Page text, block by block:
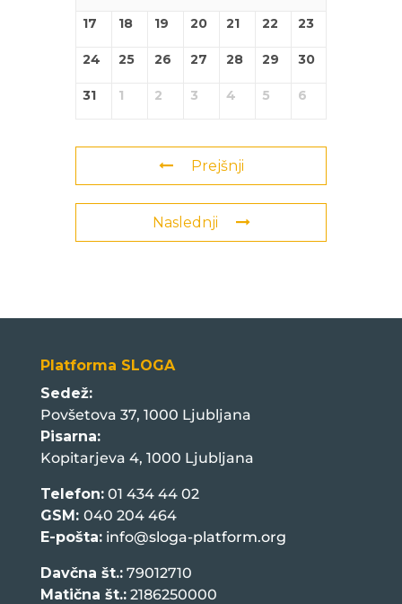
17 18 19 20 21 22 23
24 25 26 27 28 29 30
31 1 2 3 4 5 6
Prejšnji
Naslednji
Platforma SLOGA
Sedež:
Povšetova 37, 1000 Ljubljana
Pisarna:
Kopitarjeva 4, 1000 Ljubljana
Telefon:01 434 44 02
GSM: 040 204 464
E-pošta: info@sloga-platform.org
Davčna št.:79012710
Matična št.:2186250000